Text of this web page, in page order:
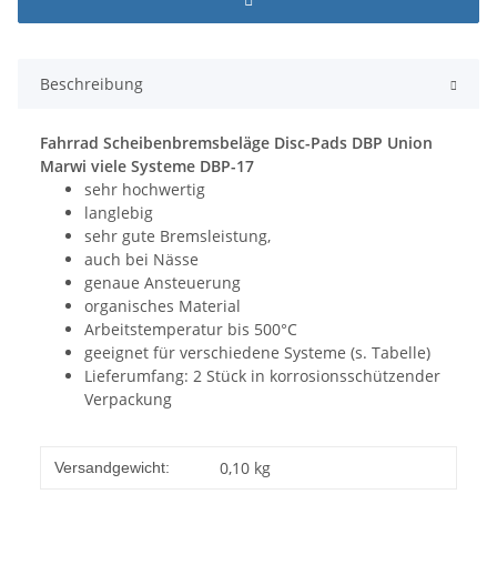
Beschreibung
Fahrrad Scheibenbremsbeläge Disc-Pads DBP Union
Marwi viele Systeme DBP-17
sehr hochwertig
langlebig
sehr gute Bremsleistung,
auch bei Nässe
genaue Ansteuerung
organisches Material
Arbeitstemperatur bis 500°C
geeignet für verschiedene Systeme (s. Tabelle)
Lieferumfang: 2 Stück in korrosionsschützender
Verpackung
Versandgewicht: 0,10 kg